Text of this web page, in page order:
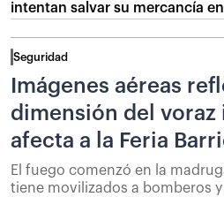
intentan salvar su mercancía
Seguridad
Imágenes aéreas
dimensión del voraz
afecta a la Feria
El fuego comenzó en la
tiene movilizados a bomberos